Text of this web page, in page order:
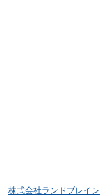
株式会社ランドブレイン